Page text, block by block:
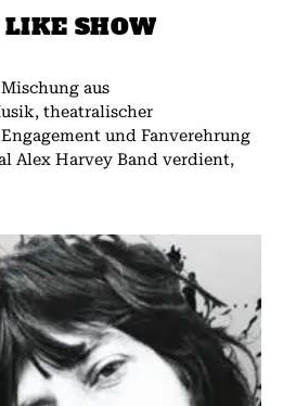
SHOW
aus
theatralischer
und Fanverehrung
Alex Harvey Band verdient,